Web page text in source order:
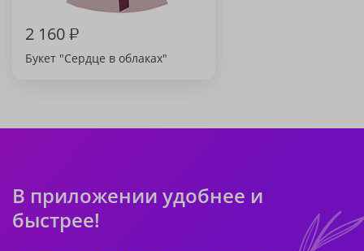
2 160₽
Букет "Сердце в облаках"
В приложении удобнее и
быстрее!